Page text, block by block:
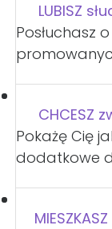
LUBISZ
Posłuchasz
CHCESZ
Pokażę Cię
dodatkowe